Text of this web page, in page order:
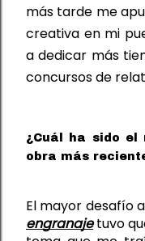
más tarde me
creativa en mi
a dedicar más
concursos de
¿Cuál ha sido
obra más
El mayor desafío
engranaje tuvo